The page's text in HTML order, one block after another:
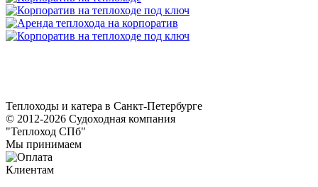
Теплоходы и катера в Санкт-Петербурге
© 2012-2026 Судоходная компания
"Теплоход СПб"
Мы принимаем
Клиентам